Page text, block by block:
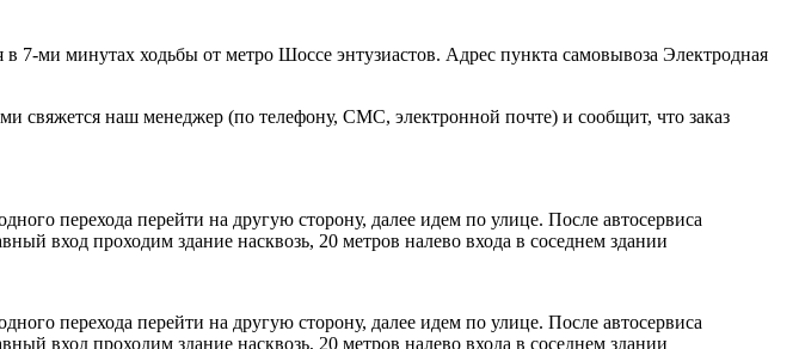
7-ми минутах ходьбы от метро Шоссе энтузиастов. Адрес пункта самовывоза Электродная
свяжется наш менеджер (по телефону, СМС, электронной почте) и сообщит, что заказ
перехода перейти на другую сторону, далее идем по улице. После автосервиса
вход проходим здание насквозь, 20 метров налево входа в соседнем здании
перехода перейти на другую сторону, далее идем по улице. После автосервиса
вход проходим здание насквозь, 20 метров налево входа в соседнем здании